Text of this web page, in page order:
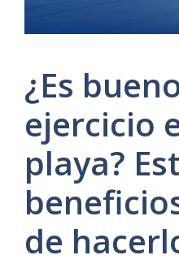
¿Es
ejercicio
playa?
de